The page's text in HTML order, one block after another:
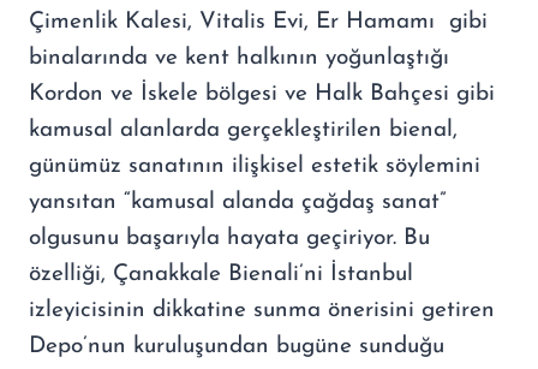
Çimenlik Kalesi, Vitalis Evi, Er Hamamı gibi
binalarında ve kent halkının yoğunlaştığı
Kordon ve İskele bölgesi ve Halk Bahçesi gibi
kamusal alanlarda gerçekleştirilen bienal,
günümüz sanatının ilişkisel estetik söylemini
yansıtan “kamusal alanda çağdaş sanat”
olgusunu başarıyla hayata geçiriyor. Bu
özelliği, Çanakkale Bienali’ni İstanbul
izleyicisinin dikkatine sunma önerisini getiren
Depo’nun kuruluşundan bugüne sunduğu